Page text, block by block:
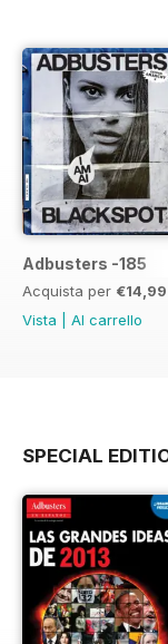
Adbusters -185
Acquista per €14,99
Vista
Al carrello
SPECIAL